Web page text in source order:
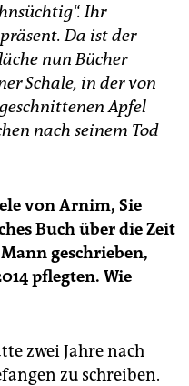
Ihr
Da ist der
nun Bücher
Schale, in der von
Apfel
nach seinem Tod
von Arnim, Sie
Buch über die Zeit
geschrieben,
pflegten. Wie
zwei Jahre nach
zu schreiben.